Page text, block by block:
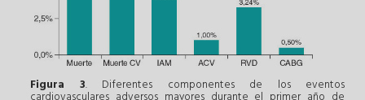
Figura 3. Diferentes componentes de los eventos